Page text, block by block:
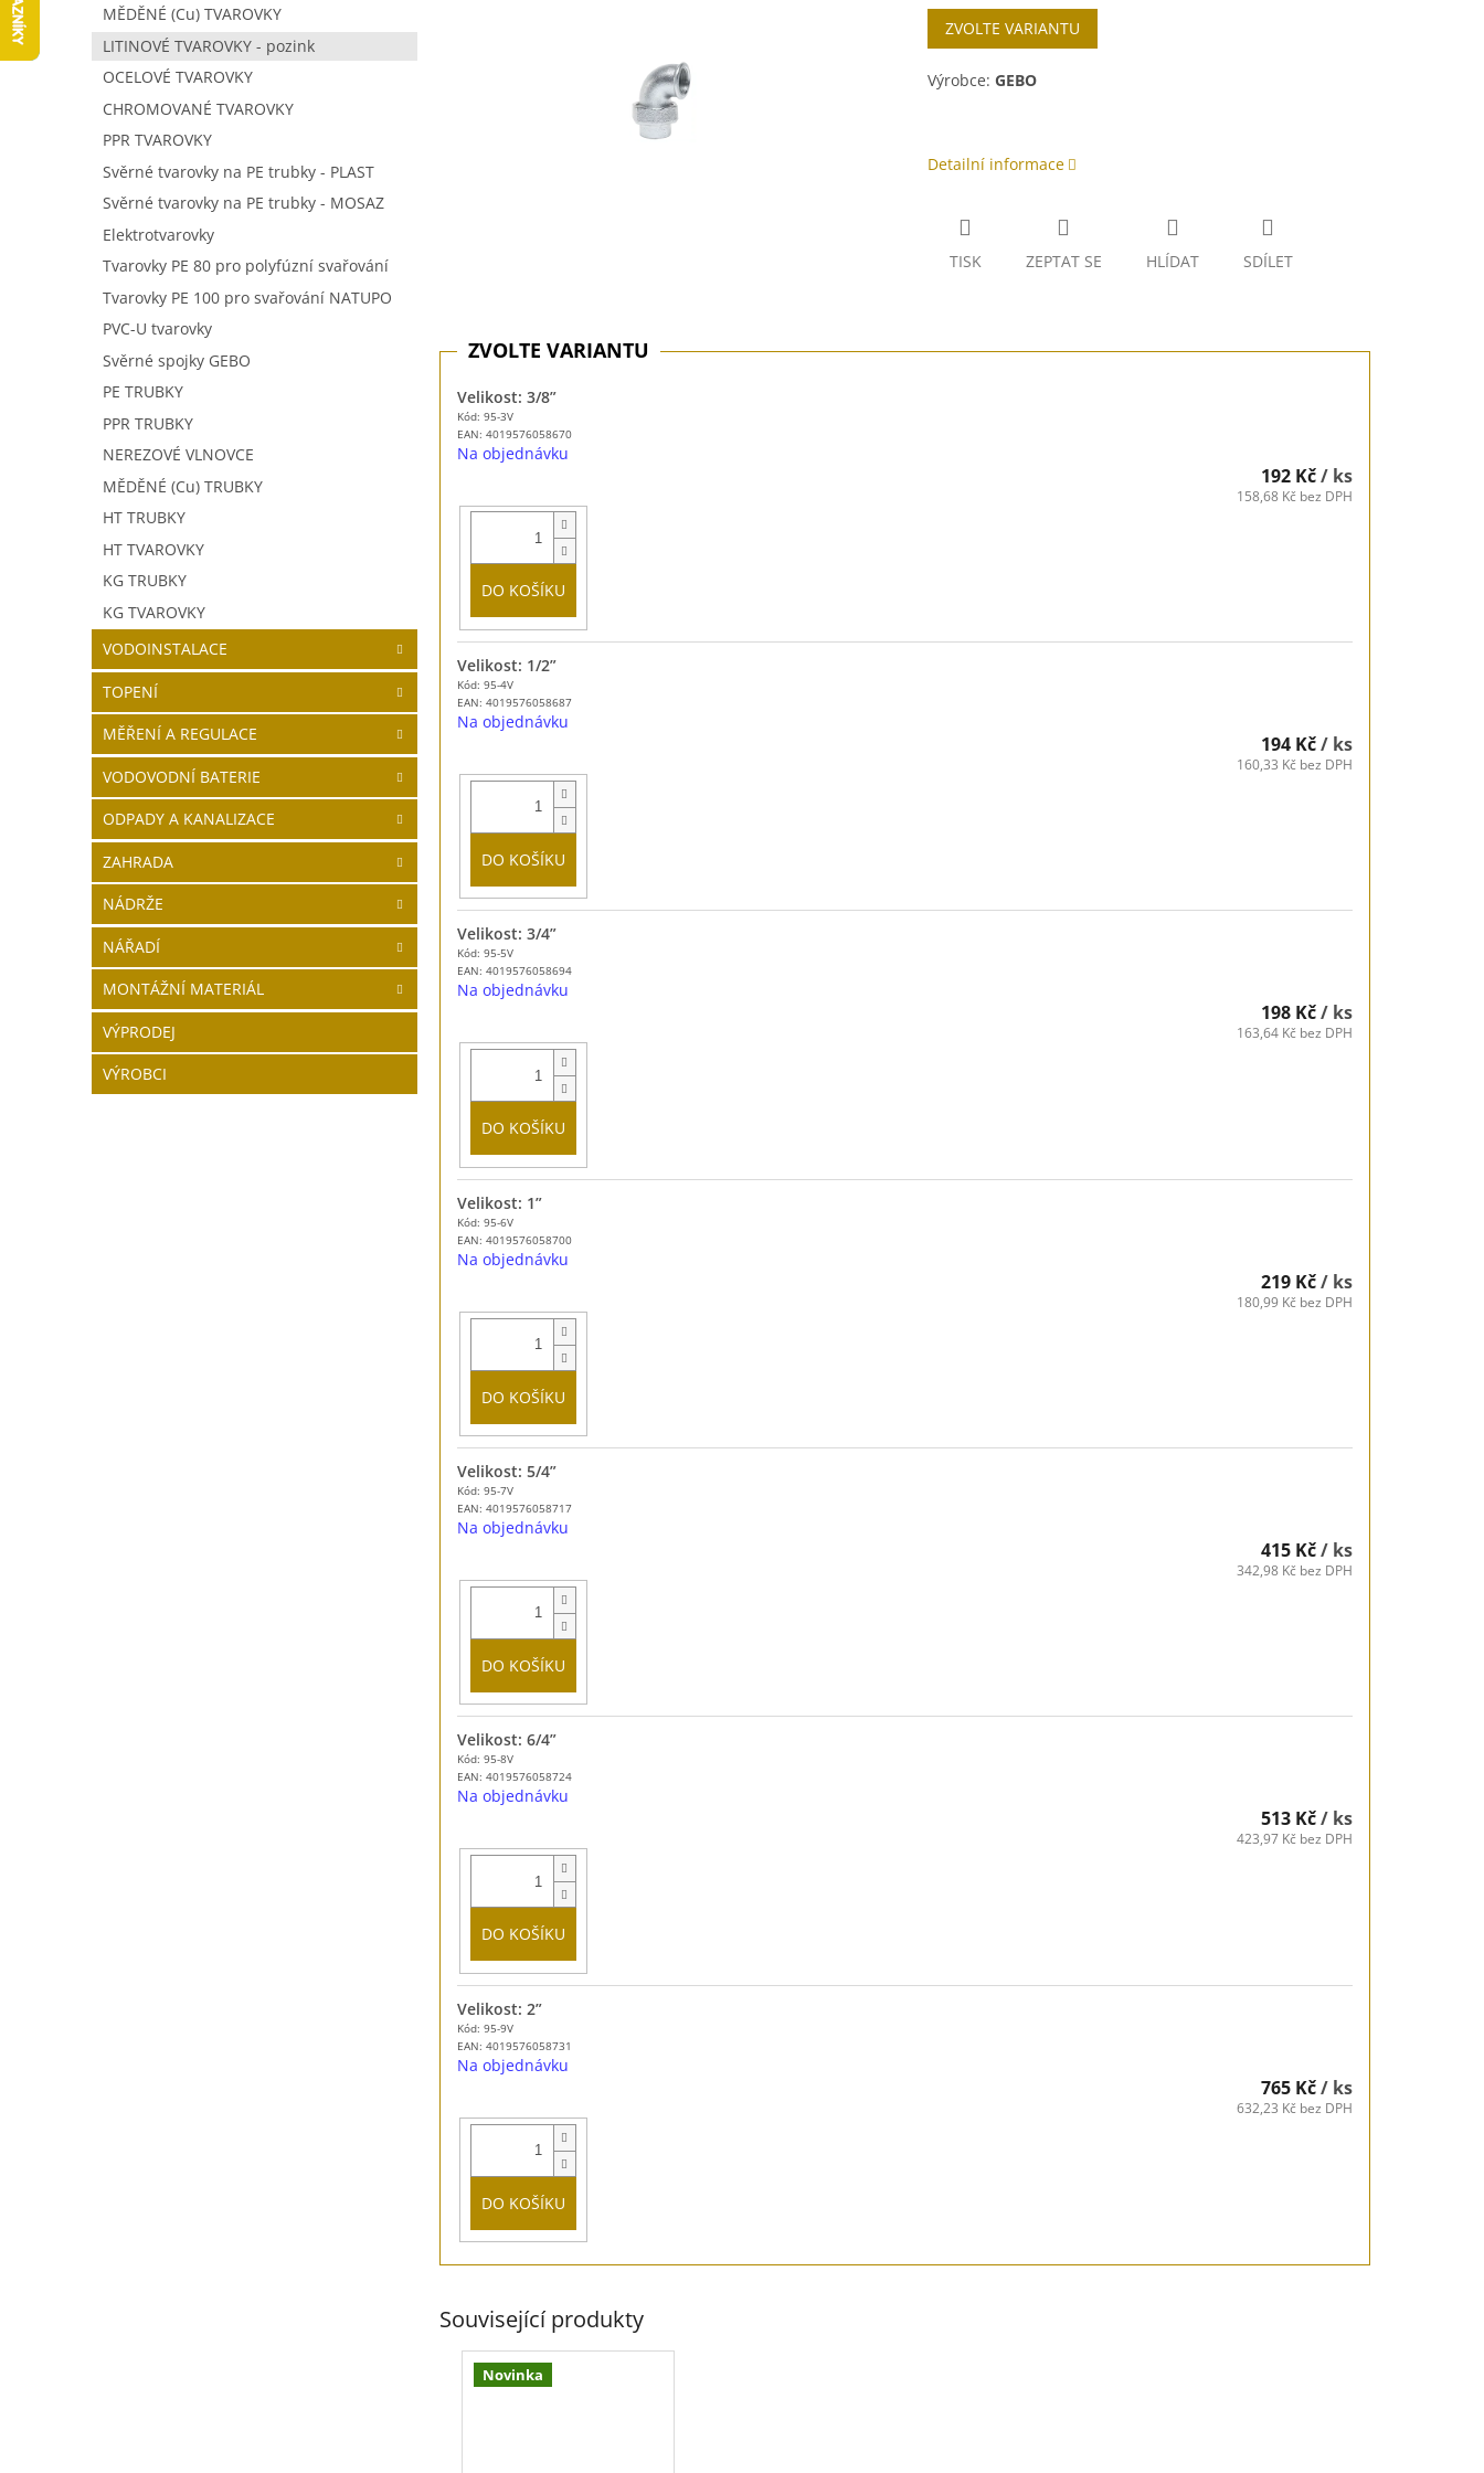
í
p
MĚDĚNÉ (Cu) TVAROVKY
LITINOVÉ TVAROVKY - pozink
OCELOVÉ TVAROVKY
CHROMOVANÉ TVAROVKY
PPR TVAROVKY
Svěrné tvarovky na PE trubky - PLAST
Svěrné tvarovky na PE trubky - MOSAZ
Elektrotvarovky
Tvarovky PE 80 pro polyfúzní svařování
Tvarovky PE 100 pro svařování NATUPO
PVC-U tvarovky
Svěrné spojky GEBO
PE TRUBKY
PPR TRUBKY
NEREZOVÉ VLNOVCE
MĚDĚNÉ (Cu) TRUBKY
HT TRUBKY
HT TVAROVKY
KG TRUBKY
KG TVAROVKY
VODOINSTALACE
TOPENÍ
MĚŘENÍ A REGULACE
VODOVODNÍ BATERIE
ODPADY A KANALIZACE
ZAHRADA
NÁDRŽE
NÁŘADÍ
MONTÁŽNÍ MATERIÁL
VÝPRODEJ
VÝROBCI
Měrná
cena:
ZVOLTE VARIANTU
Výrobce: GEBO
Detailní informace
TISK ZEPTAT SE HLÍDAT SDÍLET
Kód: 95-3V
EAN: 4019576058670
Velikost: 3/8”
Na objednávku
192 Kč/ ks
158,68 Kč bez DPH
DO KOŠÍKU
Kód: 95-4V
EAN: 4019576058687
Velikost: 1/2”
Na objednávku
194 Kč/ ks
160,33 Kč bez DPH
DO KOŠÍKU
Kód: 95-5V
EAN: 4019576058694
Velikost: 3/4”
Na objednávku
198 Kč/ ks
163,64 Kč bez DPH
DO KOŠÍKU
Kód: 95-6V
EAN: 4019576058700
Velikost: 1”
Na objednávku
219 Kč/ ks
180,99 Kč bez DPH
DO KOŠÍKU
Kód: 95-7V
EAN: 4019576058717
Velikost: 5/4”
Na objednávku
415 Kč/ ks
342,98 Kč bez DPH
DO KOŠÍKU
Kód: 95-8V
EAN: 4019576058724
Velikost: 6/4”
Na objednávku
513 Kč/ ks
423,97 Kč bez DPH
DO KOŠÍKU
Kód: 95-9V
EAN: 4019576058731
Velikost: 2”
Na objednávku
765 Kč/ ks
632,23 Kč bez DPH
DO KOŠÍKU
Související produkty
Novinka